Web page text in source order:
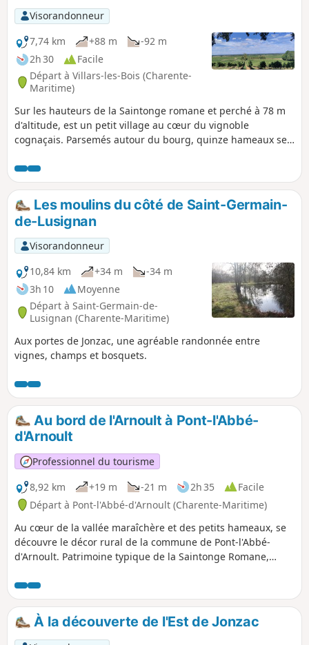
Visorandonneur
7,74 km
+88 m
-92 m
2h 30
Facile
Départ à Villars-les-Bois (Charente-
Maritime)
Sur les hauteurs de la Saintonge romane et perché à 78 m
d'altitude, est un petit village au cœur du vignoble
cognaçais. Parsemés autour du bourg, quinze hameaux se
Le terroir est principalement constitué de cultures, vignes
et bois. Au fil des saisons, découvrez un riche patrimoine
botanique et faunistique à sauvegarder.
Les moulins du côté de Saint-Germain-
de-Lusignan
Visorandonneur
10,84 km
+34 m
-34 m
3h 10
Moyenne
Départ à Saint-Germain-de-
Lusignan (Charente-Maritime)
Aux portes de Jonzac, une agréable randonnée entre
vignes, champs et bosquets.
Au bord de l'Arnoult à Pont-l'Abbé-
d'Arnoult
Professionnel du tourisme
8,92 km
+19 m -21 m 2h 35
Facile
Départ à Pont-l'Abbé-d'Arnoult (Charente-Maritime)
Au cœur de la vallée maraîchère et des petits hameaux, se
découvre le décor rural de la commune de Pont-l'Abbé-
d'Arnoult. Patrimoine typique de la Saintonge Romane,
agrémentent un parcours naturel dans cette vallée
emblème de la mojhette (petit haricot blanc).
À la découverte de l'Est de Jonzac